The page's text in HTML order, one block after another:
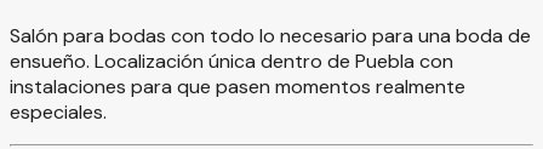
Salón para bodas con todo lo necesario para una boda de
ensueño. Localización única dentro de Puebla con
instalaciones para que pasen momentos realmente
especiales.